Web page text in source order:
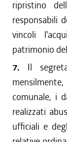
ripristino
responsabili
vincoli
patrimonio
7. Il
comunale, i
realizzati
ufficiali e